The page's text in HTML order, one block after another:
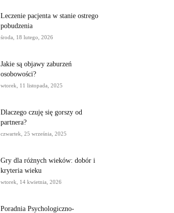
Leczenie pacjenta w stanie ostrego
pobudzenia
środa, 18 lutego, 2026
Jakie są objawy zaburzeń
osobowości?
wtorek, 11 listopada, 2025
Dlaczego czuję się gorszy od
partnera?
czwartek, 25 września, 2025
Gry dla różnych wieków: dobór i
kryteria wieku
wtorek, 14 kwietnia, 2026
Poradnia Psychologiczno-